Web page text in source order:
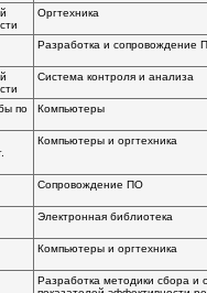
Оргтехника
Разработка и сопровождение
Система контроля и анализа
по
Компьютеры
Компьютеры и оргтехника
Сопровождение ПО
Электронная библиотека
Компьютеры и оргтехника
Разработка методики сбора и